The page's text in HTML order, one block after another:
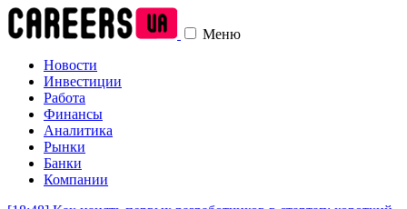
Меню
Новости
Инвестиции
Работа
Финансы
Аналитика
Рынки
Банки
Компании